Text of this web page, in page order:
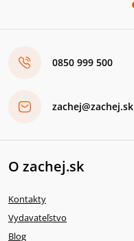
0850 999 500
zachej@zachej.sk
O zachej.sk
Kontakty
Vydavateľstvo
Blog